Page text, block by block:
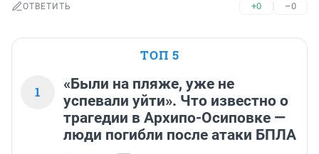
ОТВЕТИТЬ +0 –0
ТОП 5
1
«Были на пляже, уже не
успевали уйти». Что известно о
трагедии в Архипо-Осиповке —
люди погибли после атаки БПЛА